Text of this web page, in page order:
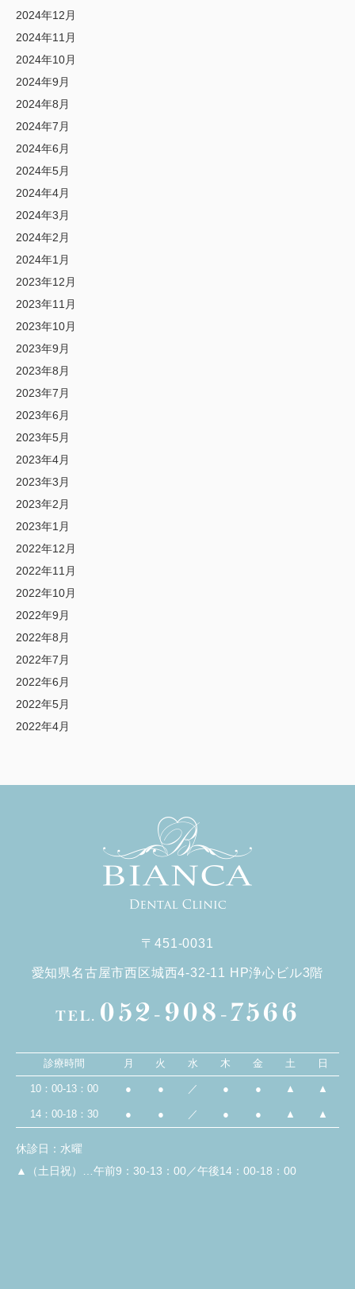
2024年12月
2024年11月
2024年10月
2024年9月
2024年8月
2024年7月
2024年6月
2024年5月
2024年4月
2024年3月
2024年2月
2024年1月
2023年12月
2023年11月
2023年10月
2023年9月
2023年8月
2023年7月
2023年6月
2023年5月
2023年4月
2023年3月
2023年2月
2023年1月
2022年12月
2022年11月
2022年10月
2022年9月
2022年8月
2022年7月
2022年6月
2022年5月
2022年4月
〒451-0031
愛知県名古屋市西区城西4-32-11 HP浄心ビル3階
TEL. 052-908-7566
診療時間 月 火 水 木 金 土 日
10：00-13：00 ● ● ／ ● ● ▲ ▲
14：00-18：30 ● ● ／ ● ● ▲ ▲
休診日：水曜
▲（土日祝）…午前9：30-13：00／午後14：00-18：00